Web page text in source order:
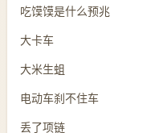
吃馍馍是什么预兆
大卡车
大米生蛆
电动车刹不住车
丢了项链